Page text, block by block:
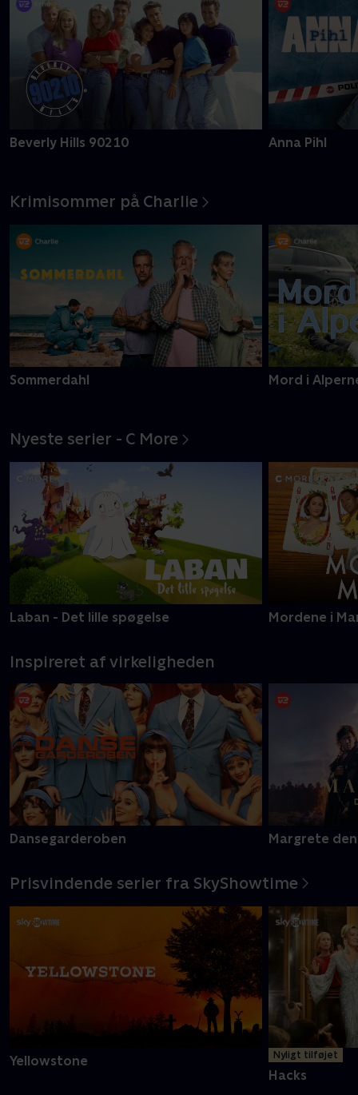
Beverly Hills 90210 Anna Pihl
Krimisommer på Charlie
Sommerdahl Mord i
Nyeste serier - C More
Laban - Det lille spøgelse Mordene i
Inspireret af virkeligheden
Dansegarderoben Margrete
Prisvindende serier fra SkyShowtime
Yellowstone Nyligt tilføjet
Hacks